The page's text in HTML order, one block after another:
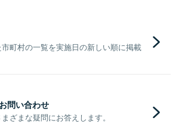
町村の一覧を実施日の新しい順に掲載
問い合わせ
ざまな疑問にお答えします。